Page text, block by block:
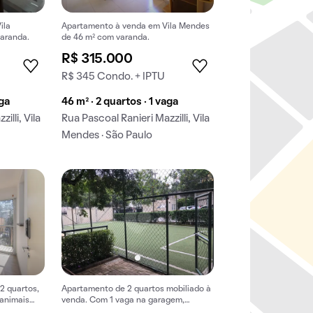
Vila
Apartamento à venda em Vila Mendes
de 46 m² com varanda.
R$ 315.000
R$ 345 Condo. + IPTU
46 m² · 2 quartos · 1 vaga
Rua Pascoal Ranieri Mazzilli, Vila
Mendes · São Paulo
quartos,
Apartamento de 2 quartos mobiliado à
venda. Com 1 vaga na garagem,